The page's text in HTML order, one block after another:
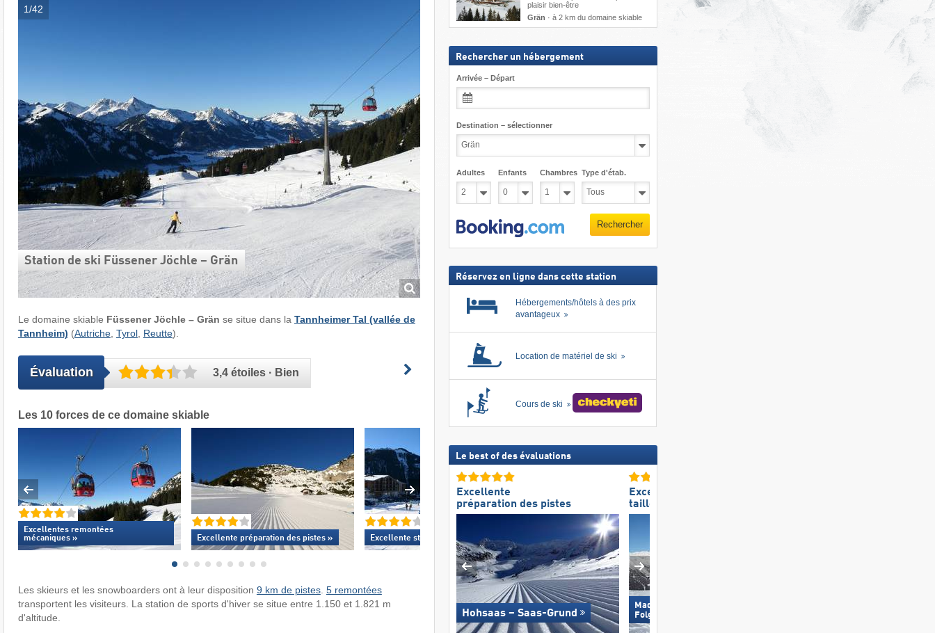
1/42
Station de ski Füssener Jöchle – Grän
Le domaine skiable Füssener Jöchle – Grän se situe dans la Tannheimer Tal (vallée de
Tannheim) (Autriche, Tyrol, Reutte).
Évaluation 3,4 étoiles · Bien
Les 10 forces de ce domaine skiable
Excellentes remontées
mécaniques »
Excellente préparation des pistes » Excellente station de ski familiale » Excellent pour les débutants »
Les skieurs et les snowboarders ont à leur disposition 9 km de pistes. 5 remontées
transportent les visiteurs. La station de sports d'hiver se situe entre 1.150 et 1.821 m
d'altitude.
plaisir bien-être
Grän · à 2 km du domaine skiable
Rechercher un hébergement
Arrivée – Départ
Destination – sélectionner
Adultes Enfants Chambres Type d'étab.
Rechercher
Réservez en ligne dans cette station
Hébergements/hôtels à des prix
avantageux
Location de matériel de ski
Cours de ski
Le best of des évaluations
Excellente
préparation des pistes
Hohsaas – Saas-Grund
Excellente
taille de domaine skiable
Madonna di Campiglio/​Pinzolo/​
Folgàrida/​Marilleva